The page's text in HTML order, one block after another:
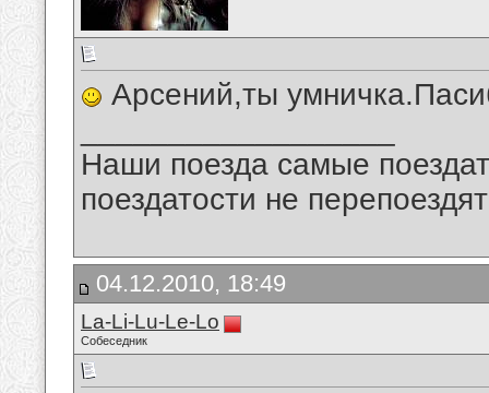
Арсений,ты
Наши поезда самые
поездатости не
04.12.2010, 18:49
La-Li-Lu-Le-Lo
Собеседник